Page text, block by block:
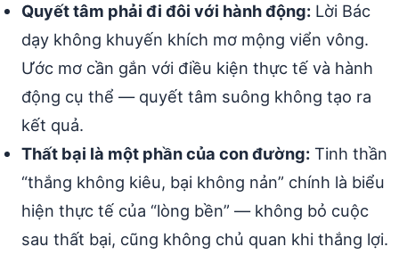
Quyết tâm phải đi đôi với hành động: Lời Bác
dạy không khuyến khích mơ mộng viển vông.
Ước mơ cần gắn với điều kiện thực tế và hành
động cụ thể — quyết tâm suông không tạo ra
kết quả.
Thất bại là một phần của con đường: Tinh thần
“thắng không kiêu, bại không nản” chính là biểu
hiện thực tế của “lòng bền” — không bỏ cuộc
sau thất bại, cũng không chủ quan khi thắng lợi.